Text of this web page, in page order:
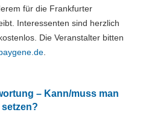
für die Frankfurter
Interessenten sind herzlich
Die Veranstalter bitten
.
– Kann/muss man